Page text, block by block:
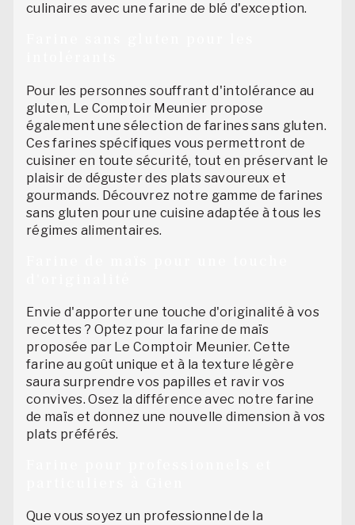
culinaires avec une farine de blé d'exception.
Pour les personnes souffrant d'intolérance au
gluten, Le Comptoir Meunier propose
également une sélection de farines sans gluten.
Ces farines spécifiques vous permettront de
cuisiner en toute sécurité, tout en préservant le
plaisir de déguster des plats savoureux et
gourmands. Découvrez notre gamme de farines
sans gluten pour une cuisine adaptée à tous les
régimes alimentaires.
Envie d'apporter une touche d'originalité à vos
recettes ? Optez pour la farine de maïs
proposée par Le Comptoir Meunier. Cette
farine au goût unique et à la texture légère
saura surprendre vos papilles et ravir vos
convives. Osez la différence avec notre farine
de maïs et donnez une nouvelle dimension à vos
plats préférés.
Que vous soyez un professionnel de la